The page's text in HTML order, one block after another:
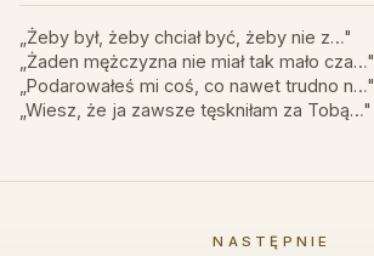
„Żeby był, żeby chciał być, żeby nie z…"
„Żaden mężczyzna nie miał tak mało cza…"
„Podarowałeś mi coś, co nawet trudno n…"
„Wiesz, że ja zawsze tęskniłam za Tobą…"
NASTĘPNIE